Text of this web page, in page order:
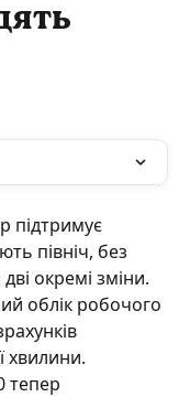
підтримує
північ, без
окремі зміни.
облік робочого
хвилини.
тепер